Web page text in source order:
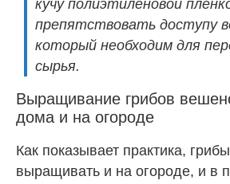
кучу полиэтиленовой
препятствовать доступу
который необходим для
сырья.
Выращивание грибов
дома и на огороде
Как показывает практика,
выращивать и на огороде, и в